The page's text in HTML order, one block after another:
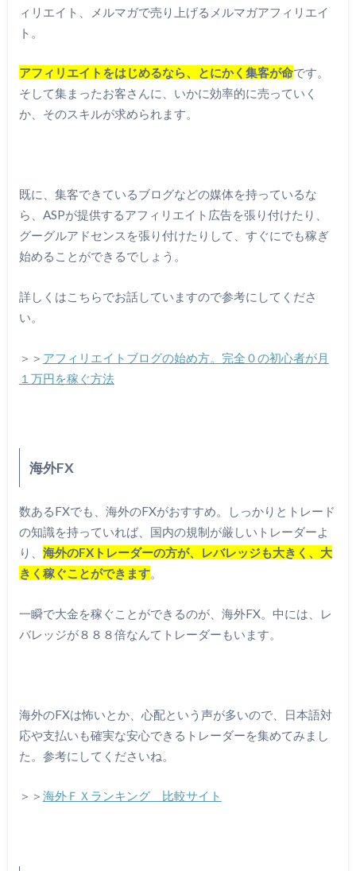
ィリエイト、メルマガで売り上げるメルマガアフィリエイ
ト。
アフィリエイトをはじめるなら、とにかく集客が命です。
そして集まったお客さんに、いかに効率的に売っていく
か、そのスキルが求められます。
既に、集客できているブログなどの媒体を持っているな
ら、ASPが提供するアフィリエイト広告を張り付けたり、
グーグルアドセンスを張り付けたりして、すぐにでも稼ぎ
始めることができるでしょう。
詳しくはこちらでお話していますので参考にしてくださ
い。
＞＞ アフィリエイトブログの始め方。完全０の初心者が月
１万円を稼ぐ方法
海外FX
数あるFXでも、海外のFXがおすすめ。しっかりとトレード
の知識を持っていれば、国内の規制が厳しいトレーダーよ
り、 海外のFXトレーダーの方が、レバレッジも大きく、大
きく稼ぐことができます。
一瞬で大金を稼ぐことができるのが、海外FX。中には、レ
バレッジが８８８倍なんてトレーダーもいます。
海外のFXは怖いとか、心配という声が多いので、日本語対
応や支払いも確実な安心できるトレーダーを集めてみまし
た。参考にしてくださいね。
＞＞ 海外ＦＸランキング 比較サイト